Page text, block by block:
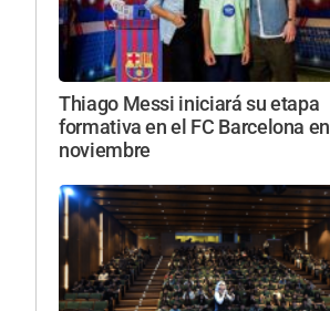
Thiago Messi iniciará su etapa
formativa en el FC Barcelona en
noviembre